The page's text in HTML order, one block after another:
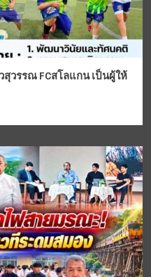
วรรณ FCสโลแกน เป็นผู้ให้